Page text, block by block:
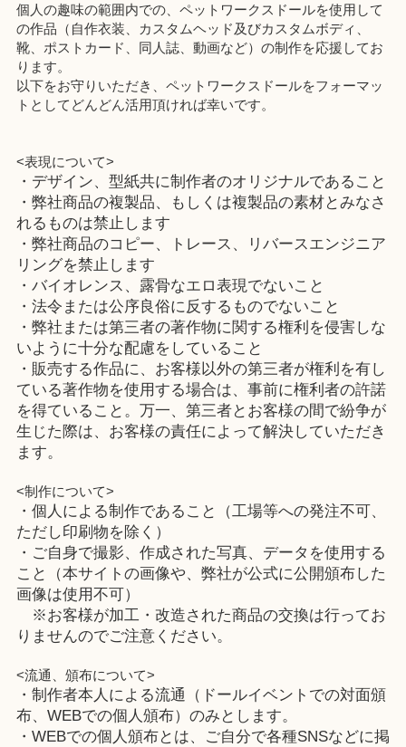
個人の趣味の範囲内での、ペットワークスドールを使用して
の作品（自作衣装、カスタムヘッド及びカスタムボディ、
靴、ポストカード、同人誌、動画など）の制作を応援してお
ります。
以下をお守りいただき、ペットワークスドールをフォーマッ
トとしてどんどん活用頂ければ幸いです。
<表現について>
・デザイン、型紙共に制作者のオリジナルであること
・弊社商品の複製品、もしくは複製品の素材とみなさ
れるものは禁止します
・弊社商品のコピー、トレース、リバースエンジニア
リングを禁止します
・バイオレンス、露骨なエロ表現でないこと
・法令または公序良俗に反するものでないこと
・弊社または第三者の著作物に関する権利を侵害しな
いように十分な配慮をしていること
・販売する作品に、お客様以外の第三者が権利を有し
ている著作物を使用する場合は、事前に権利者の許諾
を得ていること。万一、第三者とお客様の間で紛争が
生じた際は、お客様の責任によって解決していただき
ます。
<制作について>
・個人による制作であること（工場等への発注不可、
ただし印刷物を除く）
・ご自身で撮影、作成された写真、データを使用する
こと（本サイトの画像や、弊社が公式に公開頒布した
画像は使用不可）
※お客様が加工・改造された商品の交換は行ってお
りませんのでご注意ください。
<流通、頒布について>
・制作者本人による流通（ドールイベントでの対面頒
布、WEBでの個人頒布）のみとします。
・WEBでの個人頒布とは、ご自分で各種SNSなどに掲